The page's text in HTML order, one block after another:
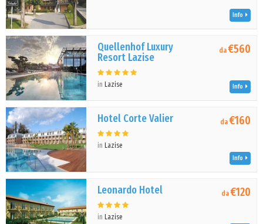
Info
Quellenhof Luxury
Resort Lazise
in Lazise
da€560
Info
Hotel Corte Valier
in Lazise
da€160
Info
Leonardo Hotel
in Lazise
da€120